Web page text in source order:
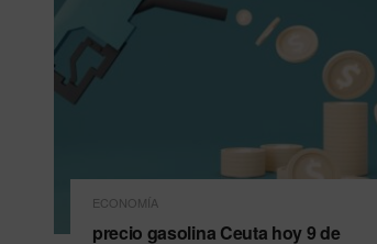
ECONOMÍA
precio gasolina Ceuta hoy 9 de